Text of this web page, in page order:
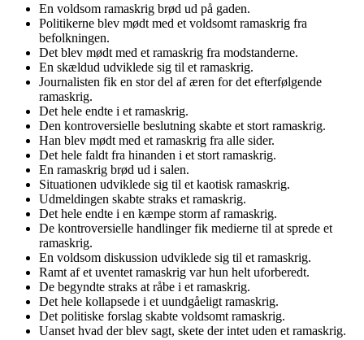
En voldsom ramaskrig brød ud på gaden.
Politikerne blev mødt med et voldsomt ramaskrig fra
befolkningen.
Det blev mødt med et ramaskrig fra modstanderne.
En skældud udviklede sig til et ramaskrig.
Journalisten fik en stor del af æren for det efterfølgende
ramaskrig.
Det hele endte i et ramaskrig.
Den kontroversielle beslutning skabte et stort ramaskrig.
Han blev mødt med et ramaskrig fra alle sider.
Det hele faldt fra hinanden i et stort ramaskrig.
En ramaskrig brød ud i salen.
Situationen udviklede sig til et kaotisk ramaskrig.
Udmeldingen skabte straks et ramaskrig.
Det hele endte i en kæmpe storm af ramaskrig.
De kontroversielle handlinger fik medierne til at sprede et
ramaskrig.
En voldsom diskussion udviklede sig til et ramaskrig.
Ramt af et uventet ramaskrig var hun helt uforberedt.
De begyndte straks at råbe i et ramaskrig.
Det hele kollapsede i et uundgåeligt ramaskrig.
Det politiske forslag skabte voldsomt ramaskrig.
Uanset hvad der blev sagt, skete der intet uden et ramaskrig.